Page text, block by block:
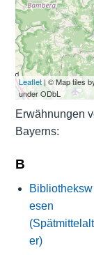
Leaflet| © Map tiles
under ODbL
Erwähnungen
Bayerns:
B
Bibliotheksw
esen
(Spätmittelalt
er)